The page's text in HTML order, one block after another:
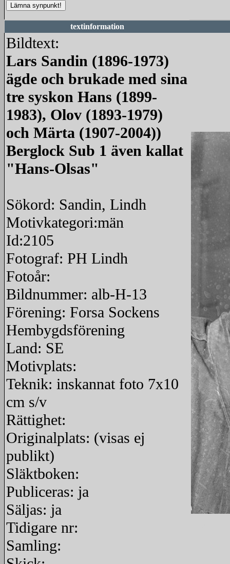
textinformation
Bildtext:
Lars Sandin (1896-1973)
ägde och brukade med sina
tre syskon Hans (1899-
1983), Olov (1893-1979)
och Märta (1907-2004))
Berglock Sub 1 även kallat
"Hans-Olsas"
Sökord: Sandin, Lindh
Motivkategori:män
Id:2105
Fotograf: PH Lindh
Fotoår:
Bildnummer: alb-H-13
Förening: Forsa Sockens
Hembygdsförening
Land: SE
Motivplats:
Teknik: inskannat foto 7x10
cm s/v
Rättighet:
Originalplats: (visas ej
publikt)
Släktboken:
Publiceras: ja
Säljas: ja
Tidigare nr:
Samling: